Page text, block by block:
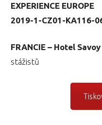
EXPERIENCE EUROPE
2019-1-CZ01-KA116-
FRANCIE – Hotel Savoy
stážistů